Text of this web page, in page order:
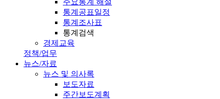
통계공표일정
통계조사표
통계검색
경제교육
정책/업무
뉴스/자료
뉴스 및 의사록
보도자료
주간보도계획